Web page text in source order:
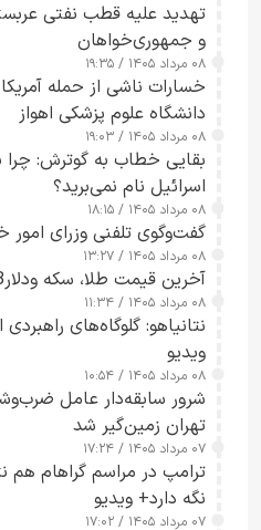
تهدید علیه قطب نفتی
و جمهوری‌خواهان
۰۸ مرداد ۱۴۰۵ / ۱۹:۳۵
خسارات ناشی از حمله
دانشگاه علوم پزشکی اهواز
۰۸ مرداد ۱۴۰۵ / ۱۹:۰۳
بقایی خطاب به گوترش: چرا
اسرائیل نام نمی‌برید؟
۰۸ مرداد ۱۴۰۵ / ۱۸:۱۵
گفت‌وگوی تلفنی وزرای امور
۰۸ مرداد ۱۴۰۵ / ۱۳:۲۷
آخرین قیمت طلا، سکه ودلار8 مرداد1405
۰۸ مرداد ۱۴۰۵ / ۱۱:۳۴
نتانیاهو: گلوگاه‌های
ویدیو
۰۸ مرداد ۱۴۰۵ / ۱۰:۵۴
شرور سابقه‌دار عامل
تهران زمین‌گیر شد
۰۷ مرداد ۱۴۰۵ / ۱۷:۲۴
ترامپ در مراسم گراهام هم
نگه دارد+ ویدیو
۰۷ مرداد ۱۴۰۵ / ۱۷:۰۲